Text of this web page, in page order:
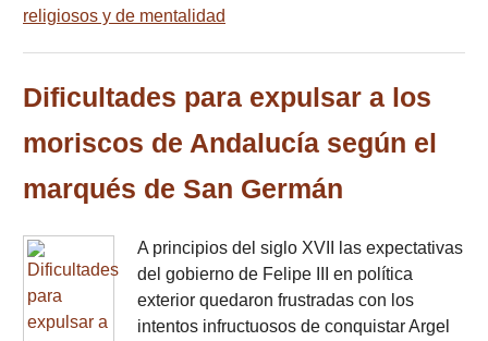
religiosos y de mentalidad
Dificultades para expulsar a los
moriscos de Andalucía según el
marqués de San Germán
A principios del siglo XVII las expectativas
del gobierno de Felipe III en política
exterior quedaron frustradas con los
intentos infructuosos de conquistar Argel